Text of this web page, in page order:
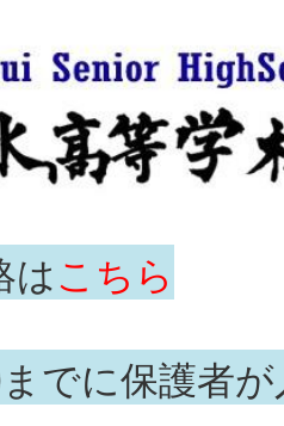
はこちら
でに保護者が